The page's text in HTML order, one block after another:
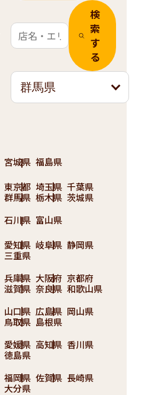
検
索
す
る
群馬県
宮城県 福島県
東京都 埼玉県 千葉県
群馬県 栃木県 茨城県
石川県 富山県
愛知県 岐阜県 静岡県
三重県
兵庫県 大阪府 京都府
滋賀県 奈良県 和歌山県
山口県 広島県 岡山県
鳥取県 島根県
愛媛県 高知県 香川県
徳島県
福岡県 佐賀県 長崎県
大分県